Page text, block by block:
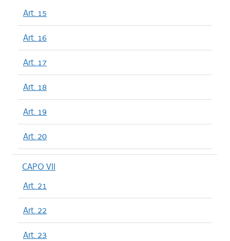
Art. 15
Art. 16
Art. 17
Art. 18
Art. 19
Art. 20
CAPO VII
Art. 21
Art. 22
Art. 23